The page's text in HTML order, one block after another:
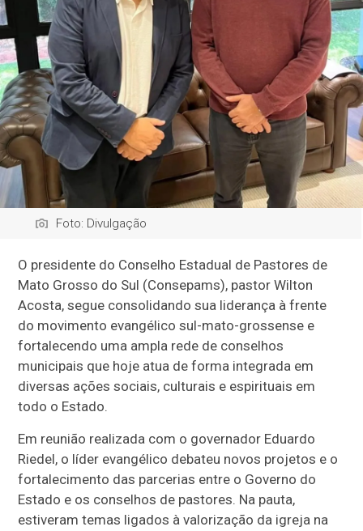
Foto: Divulgação
O presidente do Conselho Estadual de Pastores de
Mato Grosso do Sul (Consepams), pastor Wilton
Acosta, segue consolidando sua liderança à frente
do movimento evangélico sul-mato-grossense e
fortalecendo uma ampla rede de conselhos
municipais que hoje atua de forma integrada em
diversas ações sociais, culturais e espirituais em
todo o Estado.
Em reunião realizada com o governador Eduardo
Riedel, o líder evangélico debateu novos projetos e o
fortalecimento das parcerias entre o Governo do
Estado e os conselhos de pastores. Na pauta,
estiveram temas ligados à valorização da igreja na